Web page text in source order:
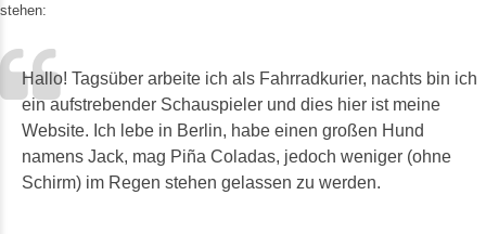
stehen:
Hallo! Tagsüber arbeite ich als Fahrradkurier, nachts bin ich
ein aufstrebender Schauspieler und dies hier ist meine
Website. Ich lebe in Berlin, habe einen großen Hund
namens Jack, mag Piña Coladas, jedoch weniger (ohne
Schirm) im Regen stehen gelassen zu werden.